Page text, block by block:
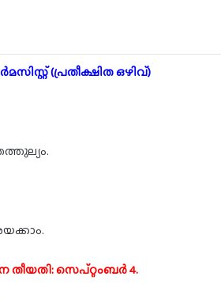
(പ്രതീക്ഷിത ഒഴിവ്)
സെപ്റ്റംബർ 4.